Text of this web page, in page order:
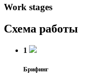
Work stages
Схема работы
1
Брифинг